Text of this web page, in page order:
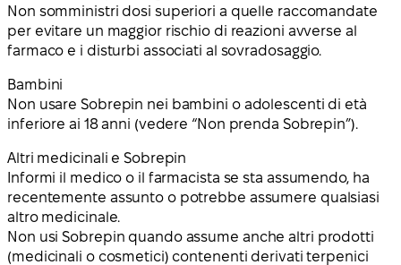
Non somministri dosi superiori a quelle raccomandate
per evitare un maggior rischio di reazioni avverse al
farmaco e i disturbi associati al sovradosaggio.
Bambini
Non usare Sobrepin nei bambini o adolescenti di età
inferiore ai 18 anni (vedere “Non prenda Sobrepin”).
Altri medicinali e Sobrepin
Informi il medico o il farmacista se sta assumendo, ha
recentemente assunto o potrebbe assumere qualsiasi
altro medicinale.
Non usi Sobrepin quando assume anche altri prodotti
(medicinali o cosmetici) contenenti derivati terpenici